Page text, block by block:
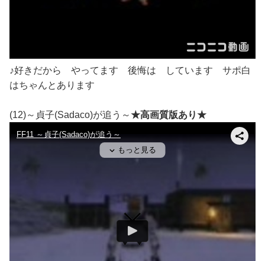
♪好きだから やってます 後悔は しています サポ白
はちゃんとあります
(12)～貞子(Sadaco)が追う～★高画質版あり★